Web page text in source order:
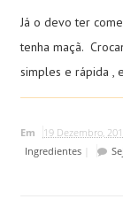
Já o devo ter
tenha maçã.
simples e rápida ,
Em 19 Dezembro,
Ingredientes|